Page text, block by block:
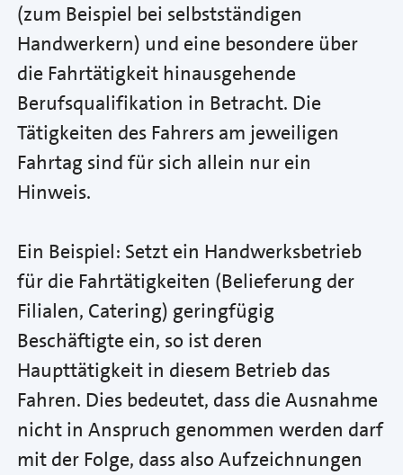
(zum Beispiel bei selbstständigen
Handwerkern) und eine besondere über
die Fahrtätigkeit hinausgehende
Berufsqualifikation in Betracht. Die
Tätigkeiten des Fahrers am jeweiligen
Fahrtag sind für sich allein nur ein
Hinweis.
Ein Beispiel: Setzt ein Handwerksbetrieb
für die Fahrtätigkeiten (Belieferung der
Filialen, Catering) geringfügig
Beschäftigte ein, so ist deren
Haupttätigkeit in diesem Betrieb das
Fahren. Dies bedeutet, dass die Ausnahme
nicht in Anspruch genommen werden darf
mit der Folge, dass also Aufzeichnungen